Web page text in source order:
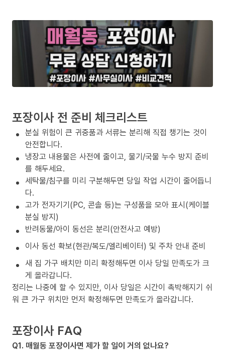
포장이사 전 준비 체크리스트
분실 위험이 큰 귀중품과 서류는 분리해 직접 챙기는 것이
안전합니다.
냉장고 내용물은 사전에 줄이고, 물기/국물 누수 방지 준비
를 해두세요.
세탁물/침구를 미리 구분해두면 당일 작업 시간이 줄어듭니
다.
고가 전자기기(PC, 콘솔 등)는 구성품을 모아 표시(케이블
분실 방지)
반려동물/아이 동선은 분리(안전사고 예방)
이사 동선 확보(현관/복도/엘리베이터) 및 주차 안내 준비
새 집 가구 배치만 미리 확정해두면 이사 당일 만족도가 크
게 올라갑니다.
정리는 나중에 할 수 있지만, 이사 당일은 시간이 촉박해지기 쉬
워 큰 가구 위치만 먼저 확정해두면 만족도가 올라갑니다.
포장이사 FAQ
Q1. 매월동 포장이사면 제가 할 일이 거의 없나요?